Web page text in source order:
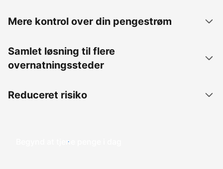
Mere kontrol over din pengestrøm
Samlet løsning til flere
overnatningssteder
Reduceret risiko
Begynd at tjene penge i dag